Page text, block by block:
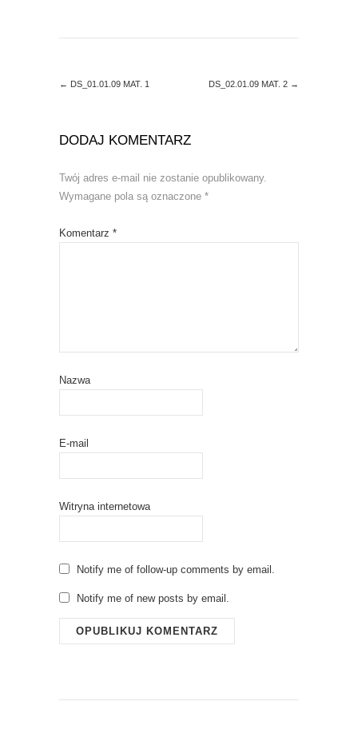
) w
← DS_01.01.09 MAT. 1 DS_02.01.09 MAT. 2 →
DODAJ KOMENTARZ
Twój adres e-mail nie zostanie opublikowany.
Wymagane pola są oznaczone *
Komentarz *
Nazwa
E-mail
Witryna internetowa
Notify me of follow-up comments by email.
Notify me of new posts by email.